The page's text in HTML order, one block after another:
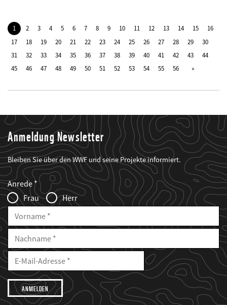
1 2 3 4 5 6 7 8 9 10 11 12 13 14 15
16
17
18 19 20 21 22 23 24 25 26 27 28 29
30
31
32 33 34 35 36 37 38 39 40 41 42 43
44
45
46 47 48 49 50 51 52 53 54 55 56
Anmeldung Newsletter
Bleiben Sie über den WWF und seine Projekte informiert.
Web2Case
Infofelder
Fieldset
anrede_name
Anrede
Frau
Herr
Vorname
Nachname
E-
Mailadresse
E-
Adresse
Ich
möchte,
dass
der